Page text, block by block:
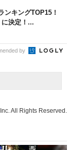
ンキングTOP15！
決定！...
by
All Rights Reserved.